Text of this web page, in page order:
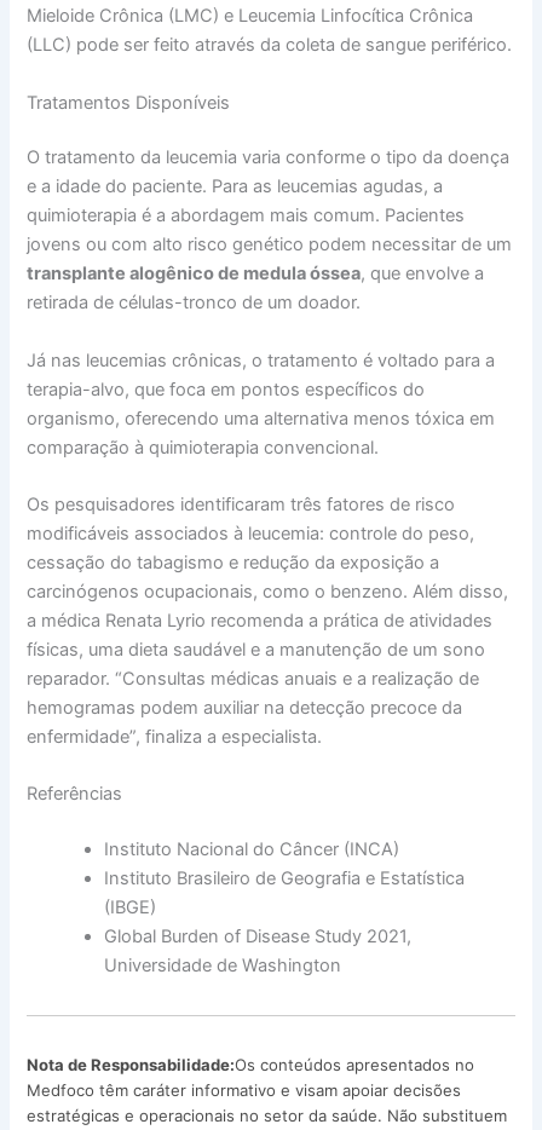
Mieloide Crônica (LMC) e Leucemia Linfocítica Crônica
(LLC) pode ser feito através da coleta de sangue periférico.
Tratamentos Disponíveis
O tratamento da leucemia varia conforme o tipo da doença
e a idade do paciente. Para as leucemias agudas, a
quimioterapia é a abordagem mais comum. Pacientes
jovens ou com alto risco genético podem necessitar de um
transplante alogênico de medula óssea, que envolve a
retirada de células-tronco de um doador.
Já nas leucemias crônicas, o tratamento é voltado para a
terapia-alvo, que foca em pontos específicos do
organismo, oferecendo uma alternativa menos tóxica em
comparação à quimioterapia convencional.
Os pesquisadores identificaram três fatores de risco
modificáveis associados à leucemia: controle do peso,
cessação do tabagismo e redução da exposição a
carcinógenos ocupacionais, como o benzeno. Além disso,
a médica Renata Lyrio recomenda a prática de atividades
físicas, uma dieta saudável e a manutenção de um sono
reparador. “Consultas médicas anuais e a realização de
hemogramas podem auxiliar na detecção precoce da
enfermidade”, finaliza a especialista.
Referências
Instituto Nacional do Câncer (INCA)
Instituto Brasileiro de Geografia e Estatística
(IBGE)
Global Burden of Disease Study 2021,
Universidade de Washington
Nota de Responsabilidade:Os conteúdos apresentados no
Medfoco têm caráter informativo e visam apoiar decisões
estratégicas e operacionais no setor da saúde. Não substituem